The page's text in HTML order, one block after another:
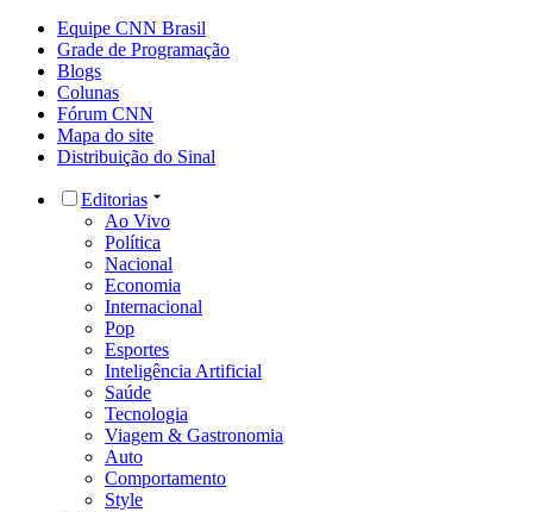
Equipe CNN Brasil
Grade de Programação
Blogs
Colunas
Fórum CNN
Mapa do site
Distribuição do Sinal
Editorias
Ao Vivo
Política
Nacional
Economia
Internacional
Pop
Esportes
Inteligência Artificial
Saúde
Tecnologia
Viagem & Gastronomia
Auto
Comportamento
Style